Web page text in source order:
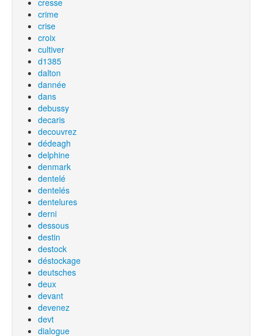
cresse
crime
crise
croix
cultiver
d1385
dalton
dannée
dans
debussy
decaris
decouvrez
dédeagh
delphine
denmark
dentelé
dentelés
dentelures
derni
dessous
destin
destock
déstockage
deutsches
deux
devant
devenez
devt
dialogue